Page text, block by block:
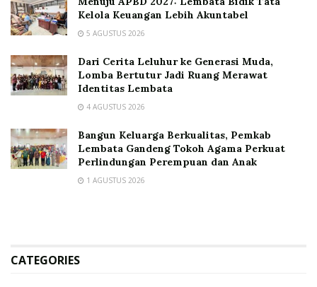
Kelola Keuangan Lebih Akuntabel
5 AGUSTUS 2026
Dari Cerita Leluhur ke Generasi Muda,
Lomba Bertutur Jadi Ruang Merawat
Identitas Lembata
4 AGUSTUS 2026
Bangun Keluarga Berkualitas, Pemkab
Lembata Gandeng Tokoh Agama Perkuat
Perlindungan Perempuan dan Anak
1 AGUSTUS 2026
CATEGORIES